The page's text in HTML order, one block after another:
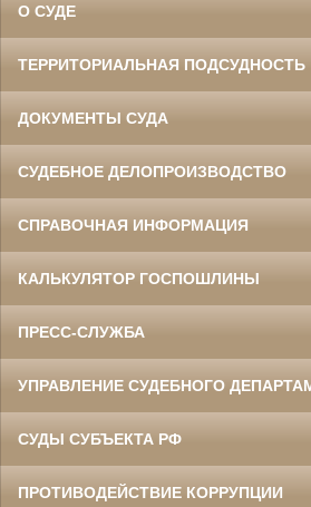
О СУДЕ
ТЕРРИТОРИАЛЬНАЯ ПОДСУДНОСТЬ
ДОКУМЕНТЫ СУДА
СУДЕБНОЕ ДЕЛОПРОИЗВОДСТВО
СПРАВОЧНАЯ ИНФОРМАЦИЯ
КАЛЬКУЛЯТОР ГОСПОШЛИНЫ
ПРЕСС-СЛУЖБА
УПРАВЛЕНИЕ СУДЕБНОГО
СУДЫ СУБЪЕКТА РФ
ПРОТИВОДЕЙСТВИЕ КОРРУПЦИИ